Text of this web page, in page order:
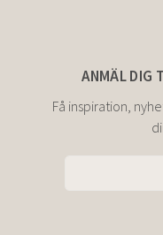
ANMÄL DIG
Få inspiration,